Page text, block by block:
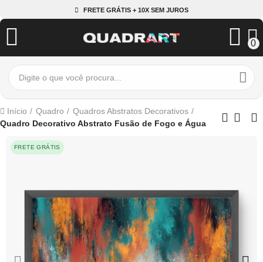
FRETE GRÁTIS + 10X SEM JUROS
0
Início Quadro
Quadros Abstratos Decorativos
Quadro Decorativo Abstrato Fusão de Fogo e Água
FRETE GRÁTIS